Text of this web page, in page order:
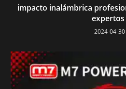
impacto inalámbrica
expertos
2024-04-30